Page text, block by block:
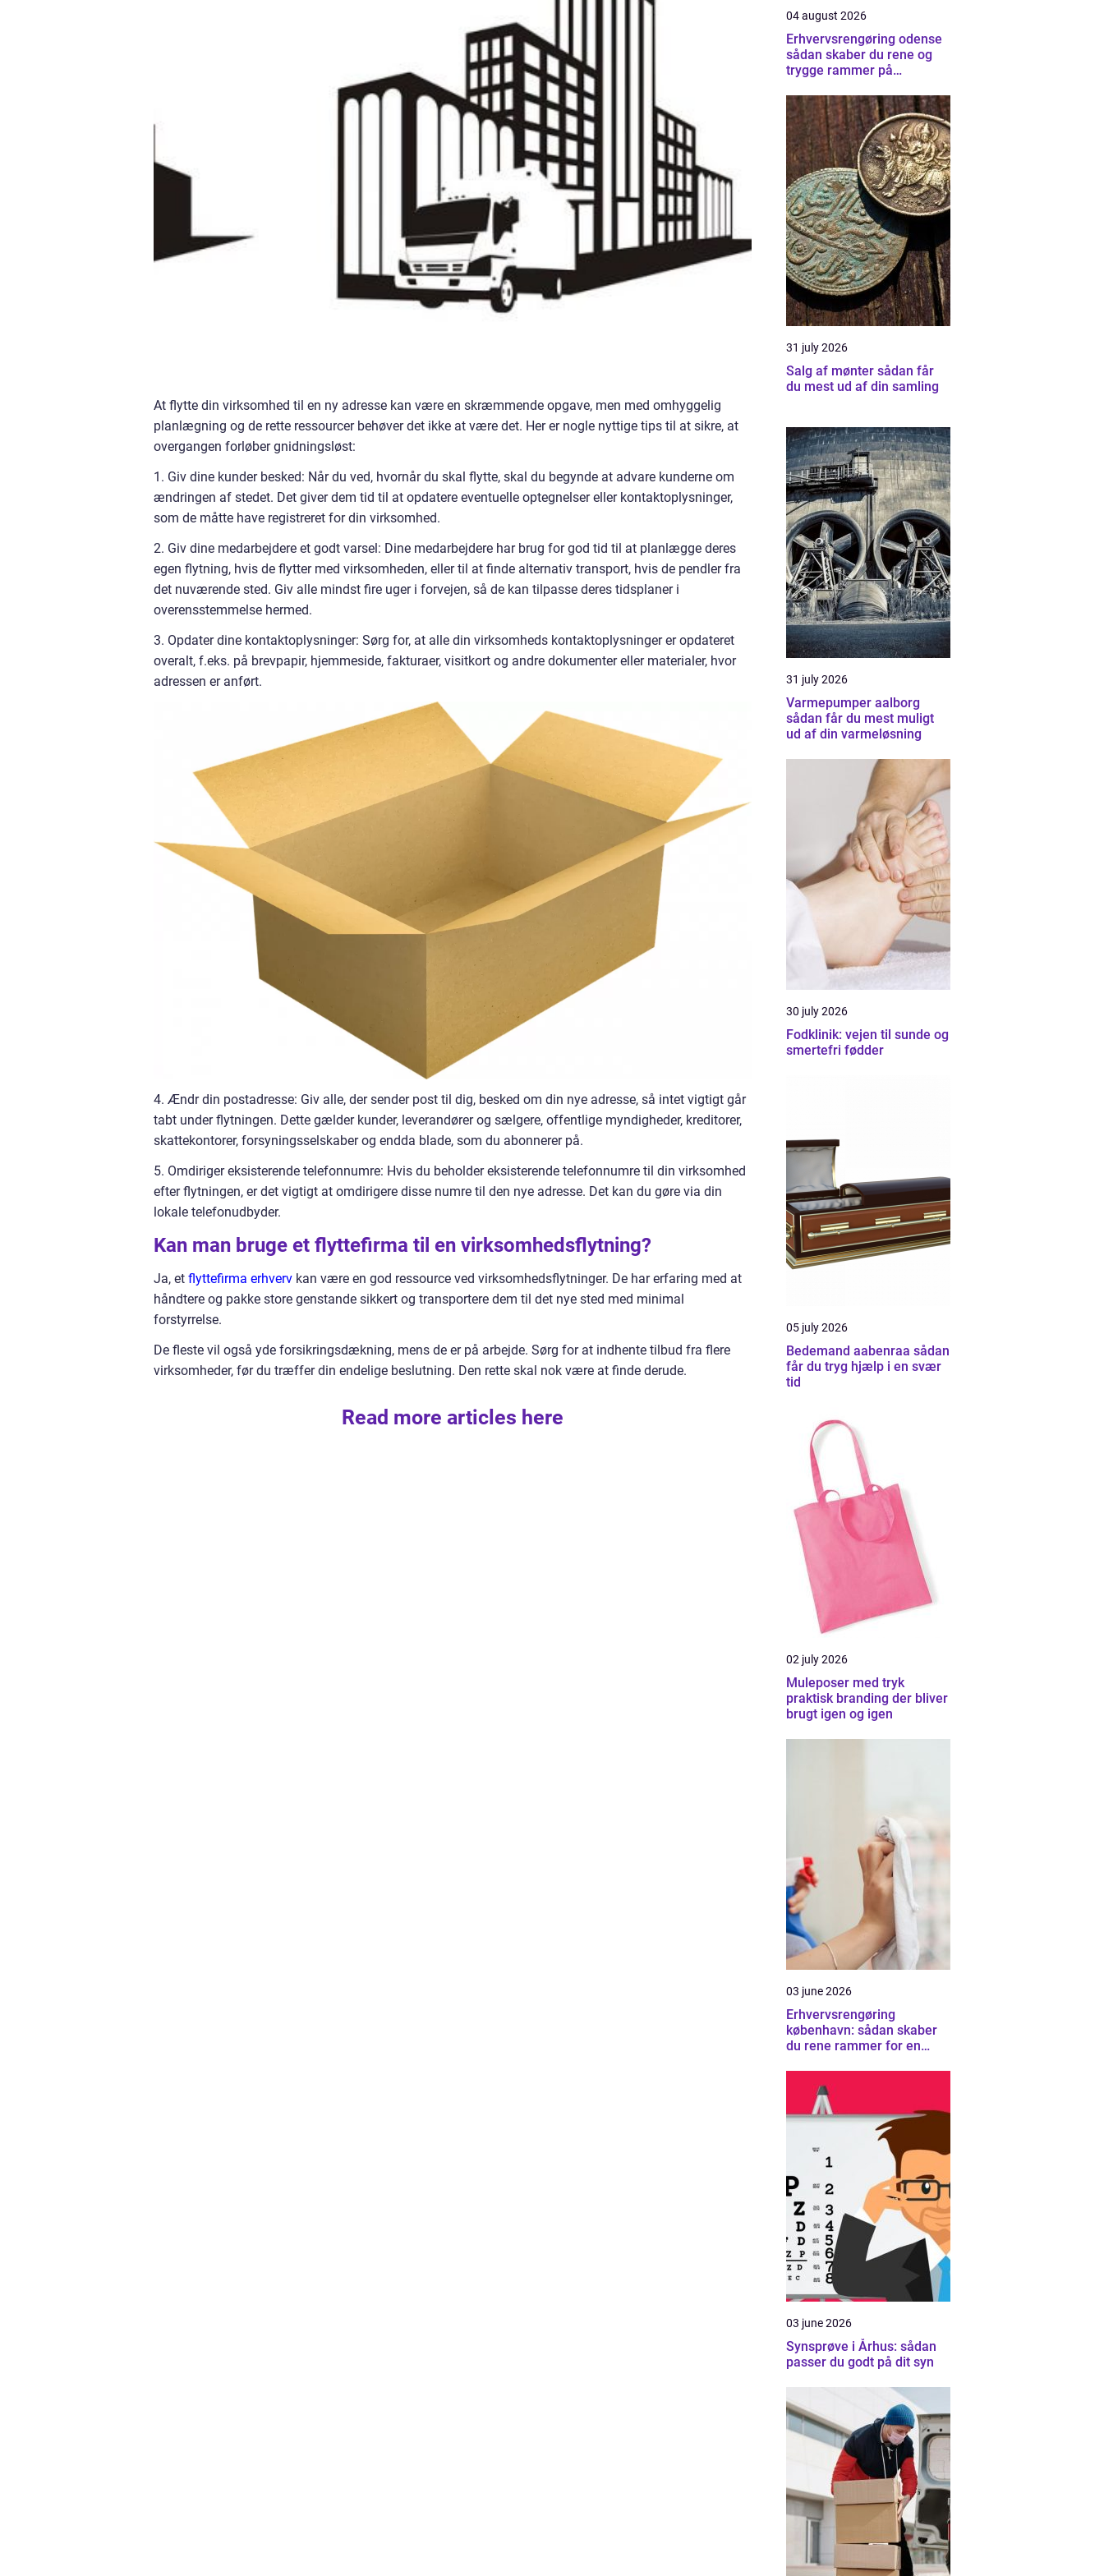
At flytte din virksomhed til en ny adresse kan være en skræmmende opgave, men med omhyggelig
planlægning og de rette ressourcer behøver det ikke at være det. Her er nogle nyttige tips til at sikre, at
overgangen forløber gnidningsløst:
1. Giv dine kunder besked: Når du ved, hvornår du skal flytte, skal du begynde at advare kunderne om
ændringen af stedet. Det giver dem tid til at opdatere eventuelle optegnelser eller kontaktoplysninger,
som de måtte have registreret for din virksomhed.
2. Giv dine medarbejdere et godt varsel: Dine medarbejdere har brug for god tid til at planlægge deres
egen flytning, hvis de flytter med virksomheden, eller til at finde alternativ transport, hvis de pendler fra
det nuværende sted. Giv alle mindst fire uger i forvejen, så de kan tilpasse deres tidsplaner i
overensstemmelse hermed.
3. Opdater dine kontaktoplysninger: Sørg for, at alle din virksomheds kontaktoplysninger er opdateret
overalt, f.eks. på brevpapir, hjemmeside, fakturaer, visitkort og andre dokumenter eller materialer, hvor
adressen er anført.
4. Ændr din postadresse: Giv alle, der sender post til dig, besked om din nye adresse, så intet vigtigt går
tabt under flytningen. Dette gælder kunder, leverandører og sælgere, offentlige myndigheder, kreditorer,
skattekontorer, forsyningsselskaber og endda blade, som du abonnerer på.
5. Omdiriger eksisterende telefonnumre: Hvis du beholder eksisterende telefonnumre til din virksomhed
efter flytningen, er det vigtigt at omdirigere disse numre til den nye adresse. Det kan du gøre via din
lokale telefonudbyder.
Kan man bruge et flyttefirma til en virksomhedsflytning?
Ja, et flyttefirma erhverv kan være en god ressource ved virksomhedsflytninger. De har erfaring med at
håndtere og pakke store genstande sikkert og transportere dem til det nye sted med minimal
forstyrrelse.
De fleste vil også yde forsikringsdækning, mens de er på arbejde. Sørg for at indhente tilbud fra flere
virksomheder, før du træffer din endelige beslutning. Den rette skal nok være at finde derude.
Read more articles here
04 august 2026
Erhvervsrengøring odense
sådan skaber du rene og
trygge rammer på
31 july 2026
Salg af mønter sådan får
du mest ud af din samling
31 july 2026
Varmepumper aalborg
sådan får du mest muligt
ud af din varmeløsning
30 july 2026
Fodklinik: vejen til sunde og
smertefri fødder
05 july 2026
Bedemand aabenraa sådan
får du tryg hjælp i en svær
tid
02 july 2026
Muleposer med tryk
praktisk branding der bliver
brugt igen og igen
03 june 2026
Erhvervsrengøring
københavn: sådan skaber
du rene rammer for en
03 june 2026
Synsprøve i Århus: sådan
passer du godt på dit syn